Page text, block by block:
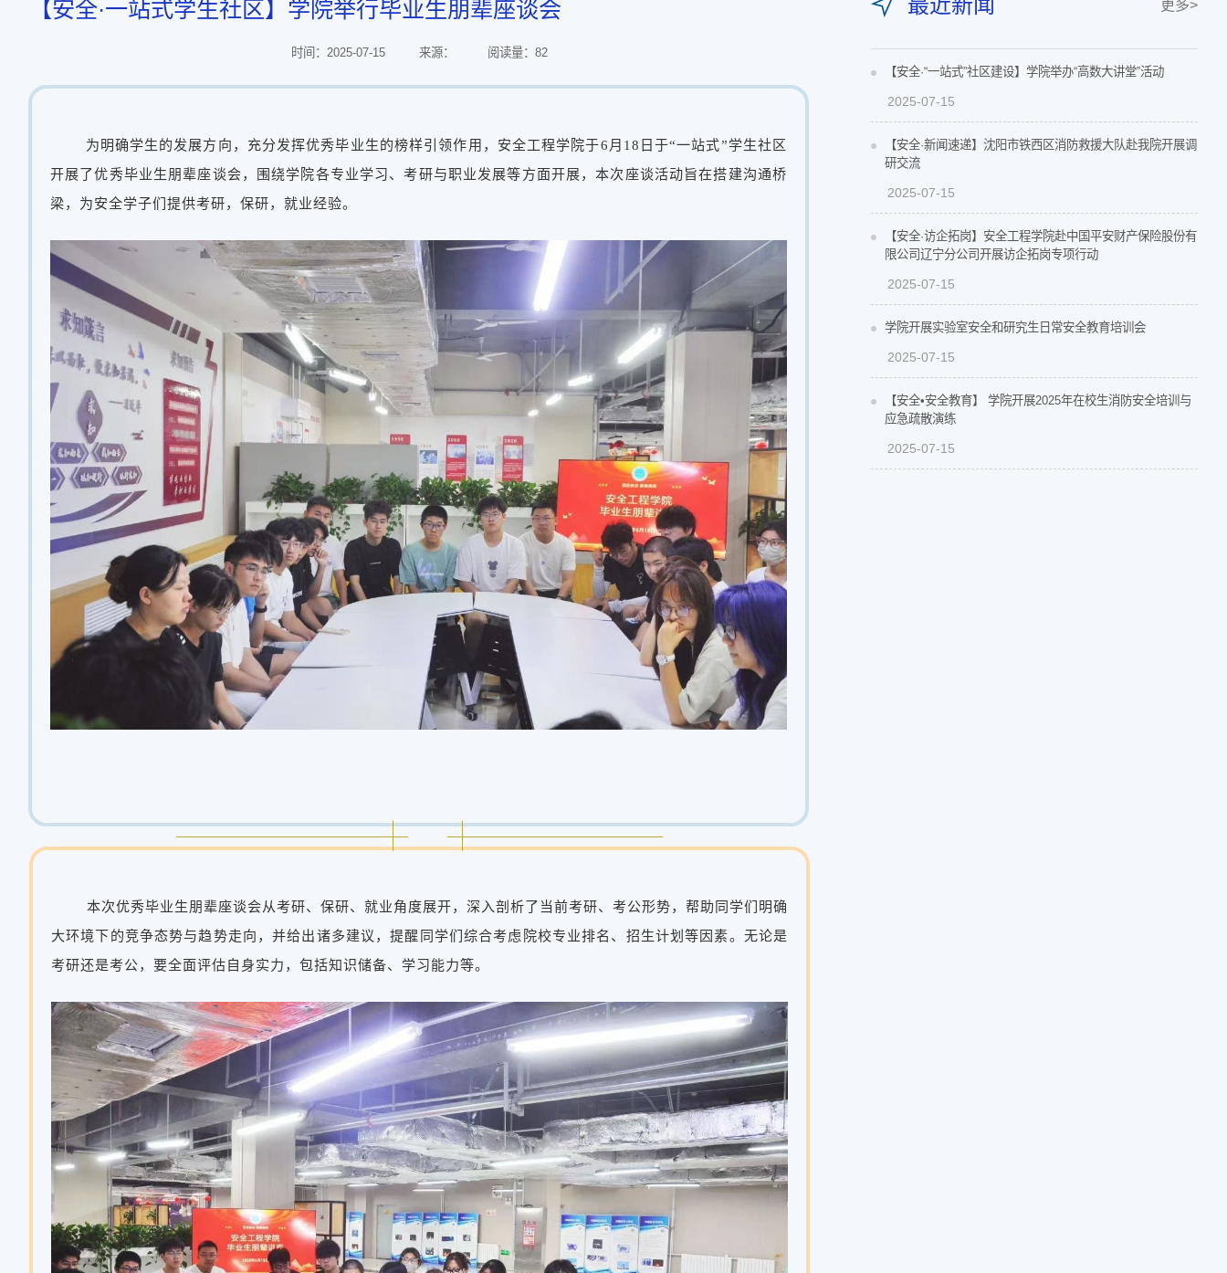
【安全·一站式学生社区】学院举行毕业生朋辈座谈会
时间：2025-07-15 来源： 阅读量： 82
为明确学生的发展方向，充分发挥优秀毕业生的榜样引领作用，安全工程学院于6月18日于“一站式”学生社区
开展了优秀毕业生朋辈座谈会，围绕学院各专业学习、考研与职业发展等方面开展，本次座谈活动旨在搭建沟通桥
梁，为安全学子们提供考研，保研，就业经验。
本次优秀毕业生朋辈座谈会从考研、保研、就业角度展开，深入剖析了当前考研、考公形势，帮助同学们明确
大环境下的竞争态势与趋势走向，并给出诸多建议，提醒同学们综合考虑院校专业排名、招生计划等因素。无论是
考研还是考公，要全面评估自身实力，包括知识储备、学习能力等。
最近新闻 更多>
【安全·“一站式”社区建设】学院举办“高数大讲堂”活动
2025-07-15
【安全·新闻速递】沈阳市铁西区消防救援大队赴我院开展调
研交流
2025-07-15
【安全·访企拓岗】安全工程学院赴中国平安财产保险股份有
限公司辽宁分公司开展访企拓岗专项行动
2025-07-15
学院开展实验室安全和研究生日常安全教育培训会
2025-07-15
【安全•安全教育】 学院开展2025年在校生消防安全培训与
应急疏散演练
2025-07-15